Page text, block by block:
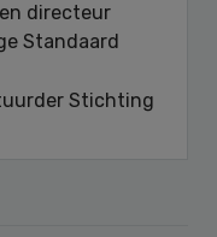
directeur
Standaard
Stichting